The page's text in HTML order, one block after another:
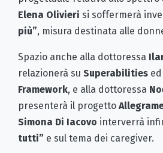
Elena Olivieri si soffermerà
più”, misura destinata alle
Spazio anche alla dottoressa
relazionerà su Superabilities ed
Framework, e alla dottoressa
presenterà il progetto
Simona Di Iacovo interverrà
tutti” e sul tema dei caregiver.